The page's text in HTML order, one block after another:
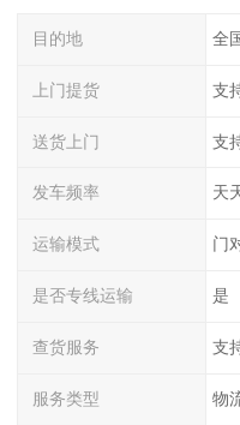
目的地 全
上门提货 支
送货上门 支
发车频率 天
运输模式 门
是否专线运输 是
查货服务 支
服务类型 物